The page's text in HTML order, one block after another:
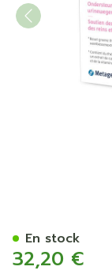
32,20 €
En stock